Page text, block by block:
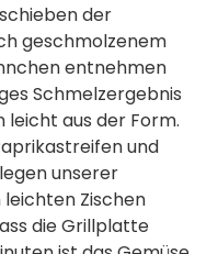
der
geschmolzenem
entnehmen
Schmelzergebnis
leicht aus der Form.
und
unserer
Zischen
die Grillplatte